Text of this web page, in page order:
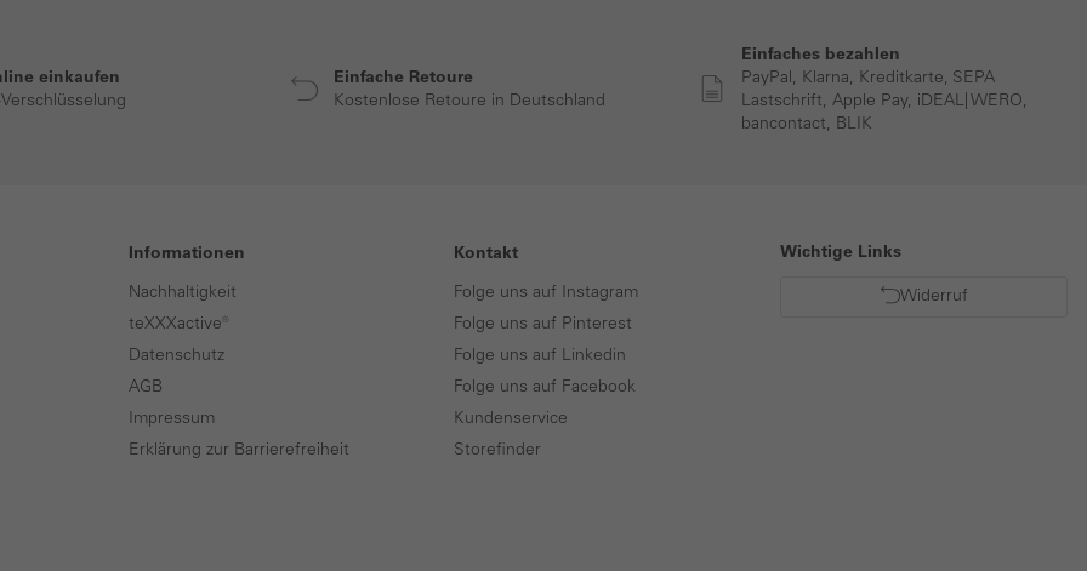
einkaufen
Verschlüsselung
Einfache Retoure
Kostenlose Retoure in Deutschland
Einfaches bezahlen
PayPal, Klarna, Kreditkarte, SEPA
Lastschrift, Apple Pay, iDEAL| WERO,
bancontact, BLIK
Informationen
Nachhaltigkeit
teXXXactive®
Datenschutz
AGB
Impressum
Erklärung zur Barrierefreiheit
Kontakt
Folge uns auf Instagram
Folge uns auf Pinterest
Folge uns auf Linkedin
Folge uns auf Facebook
Kundenservice
Storefinder
Wichtige Links
Widerruf